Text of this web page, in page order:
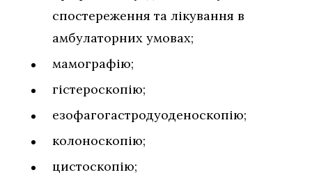
спостереження та лікування в
амбулаторних умовах;
мамографію;
гістероскопію;
езофагогастродуоденоскопію;
колоноскопію;
цистоскопію;